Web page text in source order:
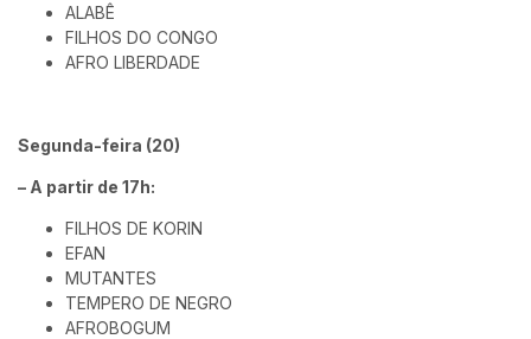
ALABÊ
FILHOS DO CONGO
AFRO LIBERDADE
Segunda-feira (20)
– A partir de 17h:
FILHOS DE KORIN
EFAN
MUTANTES
TEMPERO DE NEGRO
AFROBOGUM